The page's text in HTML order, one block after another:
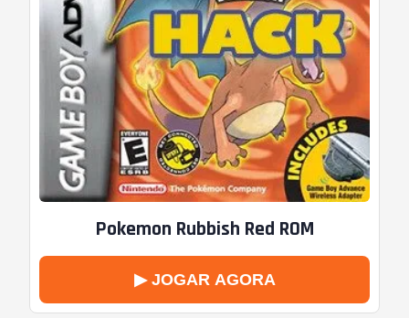
Pokemon Rubbish Red ROM
▶ JOGAR AGORA